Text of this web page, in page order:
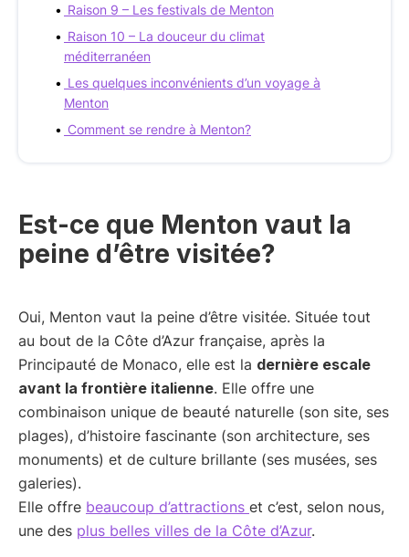
Raison 9 – Les festivals de Menton
Raison 10 – La douceur du climat
méditerranéen
Les quelques inconvénients d’un voyage à
Menton
Comment se rendre à Menton?
Est-ce que Menton vaut la
peine d’être visitée?
Oui, Menton vaut la peine d’être visitée. Située tout
au bout de la Côte d’Azur française, après la
Principauté de Monaco, elle est la dernière escale
avant la frontière italienne. Elle offre une
combinaison unique de beauté naturelle (son site, ses
plages), d’histoire fascinante (son architecture, ses
monuments) et de culture brillante (ses musées, ses
galeries).
Elle offre beaucoup d’attractions et c’est, selon nous,
une des plus belles villes de la Côte d’Azur.